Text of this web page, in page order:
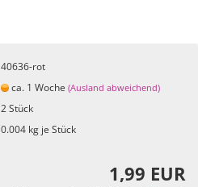
40636-rot
ca. 1 Woche(Ausland abweichend)
2Stück
0.004 kg je Stück
1,99 EUR